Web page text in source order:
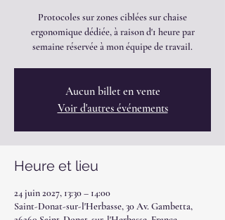
Protocoles sur zones ciblées sur chaise
ergonomique dédiée, à raison d'1 heure par
semaine réservée à mon équipe de travail.
Aucun billet en vente
Voir d'autres événements
Heure et lieu
24 juin 2027, 13:30 – 14:00
Saint-Donat-sur-l'Herbasse, 30 Av. Gambetta,